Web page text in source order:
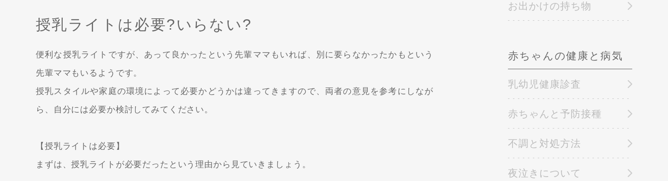
授乳ライトは必要?いらない?
便利な授乳ライトですが、あって良かったという先輩ママもいれば、別に要らなかったかもという
先輩ママもいるようです。
授乳スタイルや家庭の環境によって必要かどうかは違ってきますので、両者の意見を参考にしなが
ら、自分には必要か検討してみてください。
【授乳ライトは必要】
まずは、授乳ライトが必要だったという理由から見ていきましょう。
お出かけの持ち物
赤ちゃんの健康と病気
乳幼児健康診査
赤ちゃんと予防接種
不調と対処方法
夜泣きについて